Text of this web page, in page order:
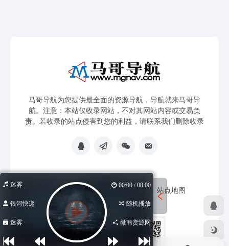
马哥导航为您提供最全面的资源导航，导航就来马哥导
航。注意：本站仅收录网站，不对其网站内容或交易负
责。若收录的站点侵害到您的利益，请联系我们删除收录
免责声明 友链申请 网站提交 站点地图
迷雾 00:00 / 00:00
银河快递 随机播放
迷雾 微商货源网